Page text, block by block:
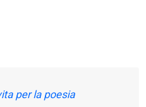
per la poesia